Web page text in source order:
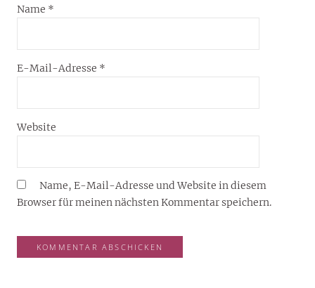
Name *
E-Mail-Adresse *
Website
Name, E-Mail-Adresse und Website in diesem
Browser für meinen nächsten Kommentar speichern.